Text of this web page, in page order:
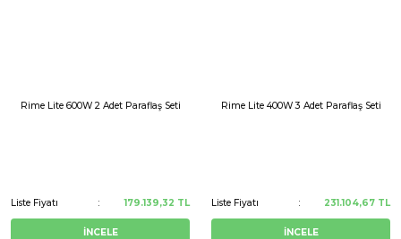
Rime Lite 600W 2 Adet Paraflaş Seti
Liste Fiyatı 179.139,32 TL
İNCELE
Rime Lite 400W 3 Adet Paraflaş Seti
Liste Fiyatı 231.104,67 TL
İNCELE